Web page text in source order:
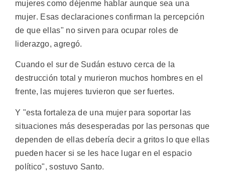
mujeres como déjenme hablar aunque sea una
mujer. Esas declaraciones confirman la percepción
de que ellas" no sirven para ocupar roles de
liderazgo, agregó.
Cuando el sur de Sudán estuvo cerca de la
destrucción total y murieron muchos hombres en el
frente, las mujeres tuvieron que ser fuertes.
Y "esta fortaleza de una mujer para soportar las
situaciones más desesperadas por las personas que
dependen de ellas debería decir a gritos lo que ellas
pueden hacer si se les hace lugar en el espacio
político", sostuvo Santo.